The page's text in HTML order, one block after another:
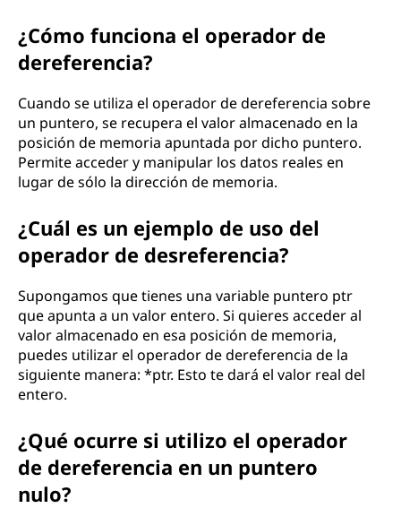
¿Cómo funciona el operador de
dereferencia?
Cuando se utiliza el operador de dereferencia sobre
un puntero, se recupera el valor almacenado en la
posición de memoria apuntada por dicho puntero.
Permite acceder y manipular los datos reales en
lugar de sólo la dirección de memoria.
¿Cuál es un ejemplo de uso del
operador de desreferencia?
Supongamos que tienes una variable puntero ptr
que apunta a un valor entero. Si quieres acceder al
valor almacenado en esa posición de memoria,
puedes utilizar el operador de dereferencia de la
siguiente manera: *ptr. Esto te dará el valor real del
entero.
¿Qué ocurre si utilizo el operador
de dereferencia en un puntero
nulo?